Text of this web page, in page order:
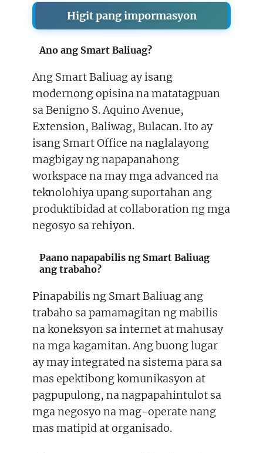
Higit pang impormasyon
Ano ang Smart Baliuag?
Ang Smart Baliuag ay isang
modernong opisina na matatagpuan
sa Benigno S. Aquino Avenue,
Extension, Baliwag, Bulacan. Ito ay
isang Smart Office na naglalayong
magbigay ng napapanahong
workspace na may mga advanced na
teknolohiya upang suportahan ang
produktibidad at collaboration ng mga
negosyo sa rehiyon.
Paano napapabilis ng Smart Baliuag
ang trabaho?
Pinapabilis ng Smart Baliuag ang
trabaho sa pamamagitan ng mabilis
na koneksyon sa internet at mahusay
na mga kagamitan. Ang buong lugar
ay may integrated na sistema para sa
mas epektibong komunikasyon at
pagpupulong, na nagpapahintulot sa
mga negosyo na mag-operate nang
mas matipid at organisado.